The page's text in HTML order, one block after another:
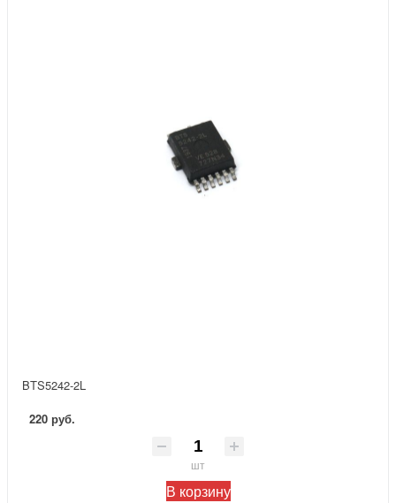
BTS5242-2L
220 руб.
шт
В корзину